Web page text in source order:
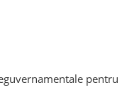
pentru